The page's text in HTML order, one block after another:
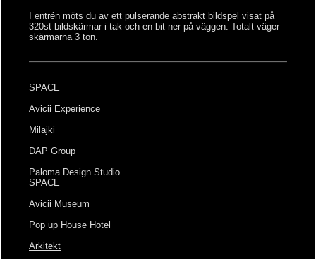
I entrén möts du av ett pulserande abstrakt bildspel visat på
320st bildskärmar i tak och en bit ner på väggen. Totalt väger
skärmarna 3 ton.
SPACE
Avicii Experience
Milajki
DAP Group
Paloma Design Studio
SPACE
Avicii Museum
Pop up House Hotel
Arkitekt